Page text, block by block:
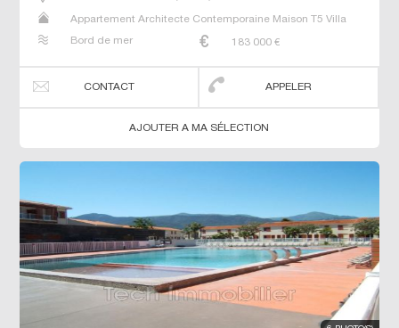
Appartement Architecte Contemporaine Maison T5 Villa
Bord de mer 183 000 €
CONTACT APPELER
AJOUTER A MA SÉLECTION